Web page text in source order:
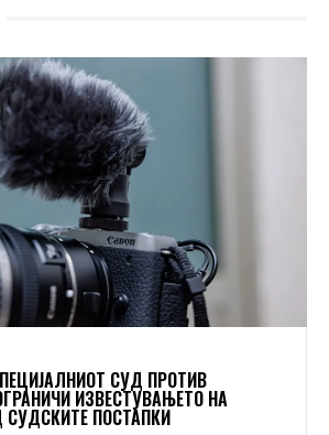
СУД ПРОТИВ
ИЗВЕСТУВАЊЕТО НА
СУДСКИТЕ ПОСТАПКИ